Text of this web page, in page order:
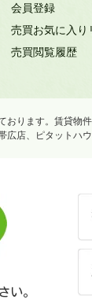
会員登録
売買お気に入り
売買閲覧履歴
ります。賃貸物
店、ピタットハ
い。